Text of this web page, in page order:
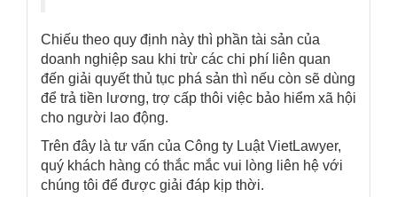
Chiếu theo quy định này thì phần tài sản của
doanh nghiệp sau khi trừ các chi phí liên quan
đến giải quyết thủ tục phá sản thì nếu còn sẽ dùng
để trả tiền lương, trợ cấp thôi việc bảo hiểm xã hội
cho người lao động.
Trên đây là tư vấn của Công ty Luật VietLawyer,
quý khách hàng có thắc mắc vui lòng liên hệ với
chúng tôi để được giải đáp kịp thời.